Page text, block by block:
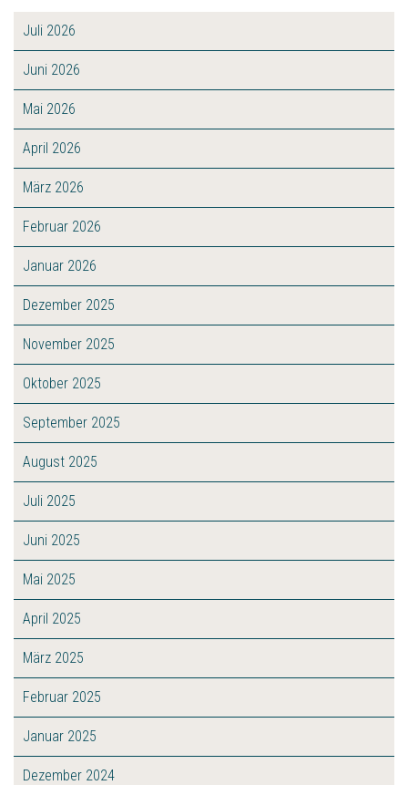
Juli 2026
Juni 2026
Mai 2026
April 2026
März 2026
Februar 2026
Januar 2026
Dezember 2025
November 2025
Oktober 2025
September 2025
August 2025
Juli 2025
Juni 2025
Mai 2025
April 2025
März 2025
Februar 2025
Januar 2025
Dezember 2024